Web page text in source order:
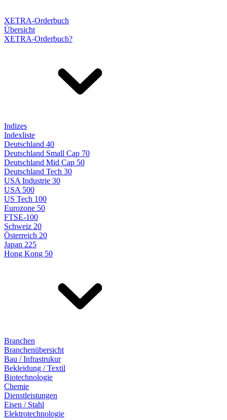
XETRA-Orderbuch
Übersicht
XETRA-Orderbuch?
Indizes
Indexliste
Deutschland 40
Deutschland Small Cap 70
Deutschland Mid Cap 50
Deutschland Tech 30
USA Industrie 30
USA 500
US Tech 100
Eurozone 50
FTSE-100
Schweiz 20
Österreich 20
Japan 225
Hong Kong 50
Branchen
Branchenübersicht
Bau / Infrastrukur
Bekleidung / Textil
Biotechnologie
Chemie
Dienstleistungen
Eisen / Stahl
Elektrotechnologie